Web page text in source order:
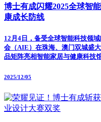
博士有成闪耀2025全球智
康成长防线
12月4日，备受全球智能科技领
会（AIE）在珠海、澳门双城盛
品矩阵亮相智能家居与健康科技
2025/12/05